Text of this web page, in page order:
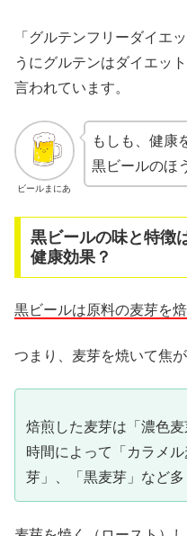
「グルテンフリーダイエ
うにグルテンはダイエッ
言われています。
ビールまにあ
もしも、健康
黒ビールのほ
黒ビールの味と特徴
健康効果？
黒ビールは原料の麦芽を
つまり、麦芽を焼いて焦が
焙煎した麦芽は「濃色
時間によって「カラメ
芽」、「黒麦芽」など多